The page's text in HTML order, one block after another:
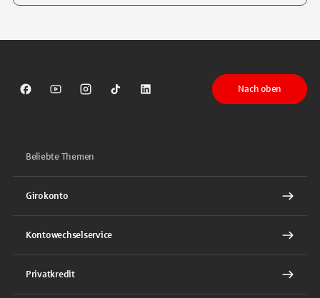
Sparkasse auf Facebook
Sparkasse auf Youtube
Sparkasse auf Instagram
Sparkasse auf TikTok
Sparkasse auf LinkedIn
Nach oben
Beliebte Themen
Girokonto
Kontowechselservice
Privatkredit